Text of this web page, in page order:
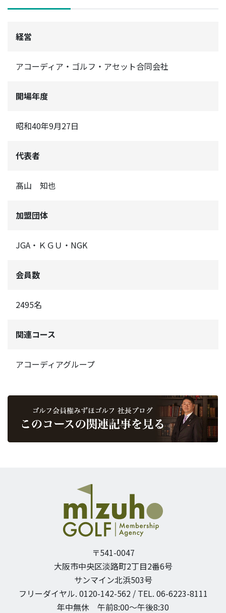
経営
アコーディア・ゴルフ・アセット合同会社
開場年度
昭和40年9月27日
代表者
髙山 知也
加盟団体
JGA・ＫＧＵ・NGK
会員数
2495名
関連コース
アコーディアグループ
〒541-0047
大阪市中央区淡路町2丁目2番6号
サンマイン北浜503号
フリーダイヤル. 0120-142-562 / TEL. 06-6223-8111
年中無休 午前8:00〜午後8:30